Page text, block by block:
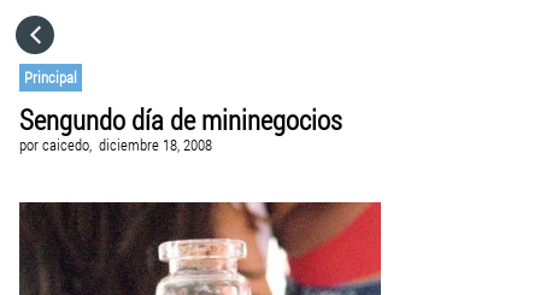
Principal
Sengundo día de mininegocios
porcaicedo, diciembre 18, 2008
CATEGORÍAS
IR A
VISITA EL SITIO WEB